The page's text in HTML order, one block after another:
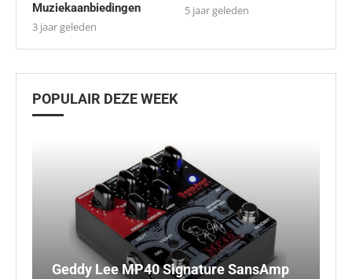
Muziekaanbiedingen
3 jaar geleden
5 jaar geleden
POPULAIR DEZE WEEK
Geddy Lee MP40 Signature SansAmp